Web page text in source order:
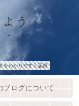
う
をわかりやすく記録
ブログについて